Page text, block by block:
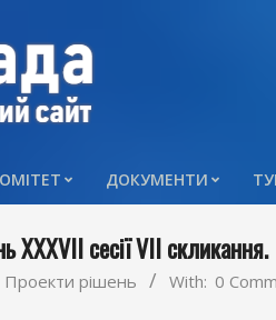
Primary
Menu
ДОКУМЕНТИ
XXXVII сесії VII скликання.
Проекти рішень With: 0